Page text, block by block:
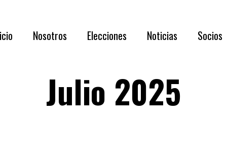
Nosotros
Acerca de Nosotros
Directorio 2026 – 2028
Elecciones
RESULTADOS
Asamblea
Noticias Socios
Directorio
Julio 2025